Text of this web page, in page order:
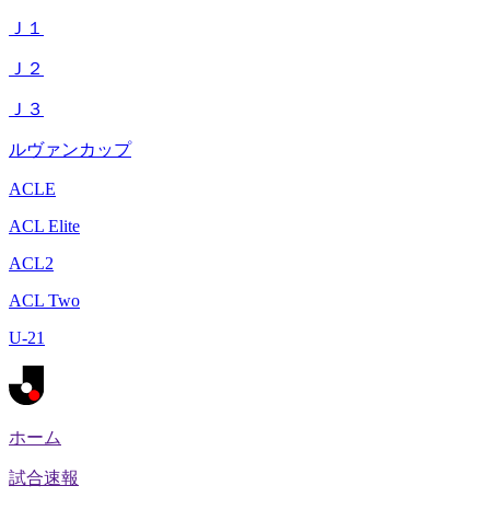
Ｊ１
Ｊ２
Ｊ３
ルヴァンカップ
ACLE
ACL Elite
ACL2
ACL Two
U-21
ホーム
試合速報